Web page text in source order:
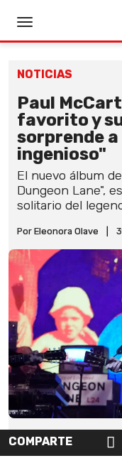
NOTICIAS
Paul
favorito y
sorprende
ingenioso"
El nuevo álbum
Dungeon Lane",
solitario del
Por Eleonora Olave
COMPARTE